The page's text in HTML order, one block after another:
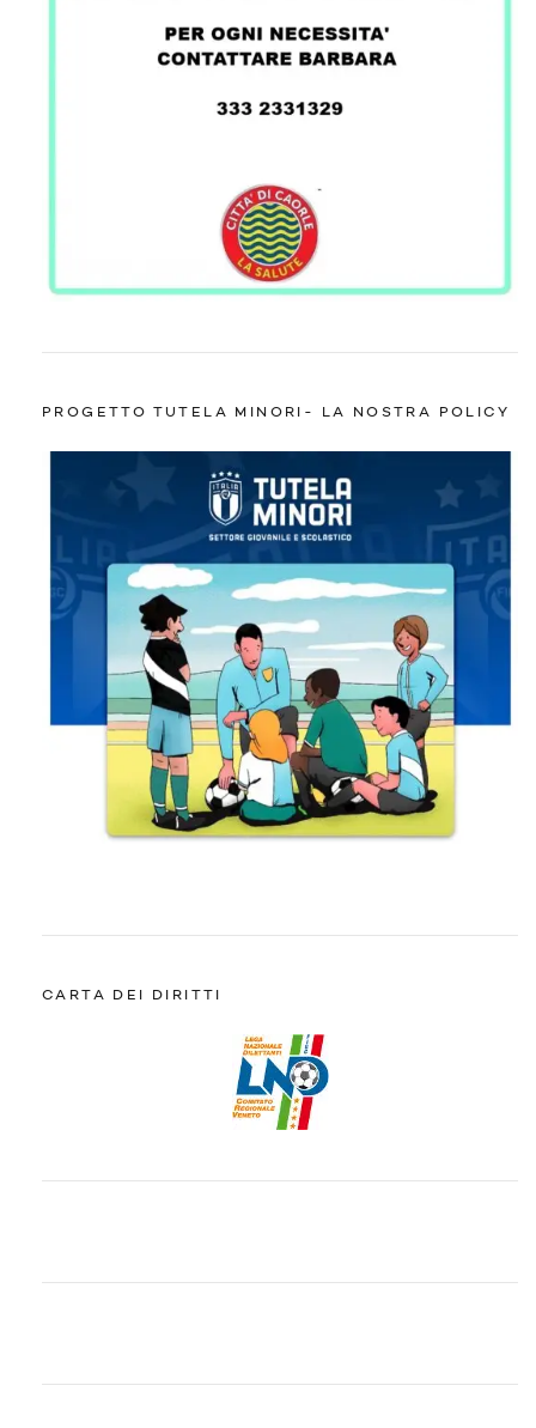
PROGETTO TUTELA MINORI- LA NOSTRA POLICY
CARTA DEI DIRITTI